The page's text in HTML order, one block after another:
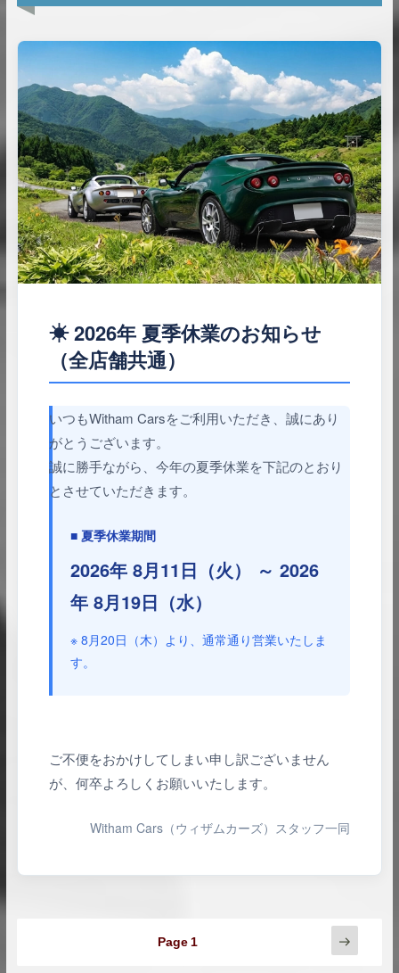
☀ 2026年 夏季休業のお知らせ
（全店舗共通）
いつもWitham Carsをご利用いただき、誠にあり
がとうございます。
誠に勝手ながら、今年の夏季休業を下記のとおり
とさせていただきます。
■ 夏季休業期間
2026年 8月11日（火） ～ 2026
年 8月19日（水）
※ 8月20日（木）より、通常通り営業いたしま
す。
ご不便をおかけしてしまい申し訳ございません
が、何卒よろしくお願いいたします。
Witham Cars（ウィザムカーズ）スタッフ一同
Page1
Next
page